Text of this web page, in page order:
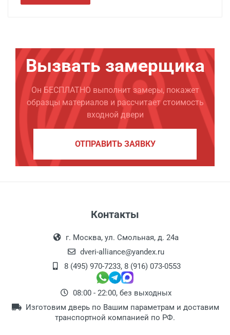
Вызвать замерщика
Он БЕСПЛАТНО выполнит замеры, покажет
образцы материалов и рассчитает стоимость
входной двери
ОТПРАВИТЬ ЗАЯВКУ
Контакты
г. Москва, ул. Смольная, д. 24а
dveri-alliance@yandex.ru
8 (495) 970-7233, 8 (916) 073-0553
08:00 - 22:00, без выходных
Изготовим дверь по Вашим параметрам и доставим
транспортной компанией по РФ.